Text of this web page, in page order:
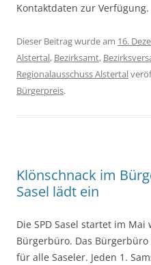
Kontaktdaten zur Verfügung.
Dieser Beitrag wurde am 16.
Alstertal, Bezirksamt,
Regionalausschuss Alstertal
Bürgerpreis.
Klönschnack im
Sasel lädt ein
Die SPD Sasel startet im
Bürgerbüro. Das
für alle Saseler. Jeden 1.